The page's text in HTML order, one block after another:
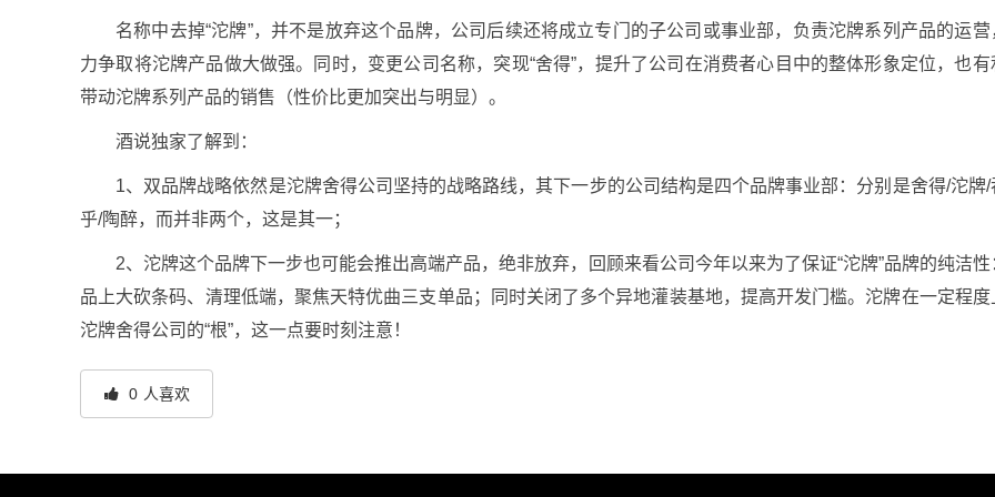
名称中去掉“沱牌”，并不是放弃这个品牌，公司后续还将成立专门的子公司或事业部，负责沱牌系列产品的运营
力争取将沱牌产品做大做强。同时，变更公司名称，突现“舍得”，提升了公司在消费者心目中的整体形象定位，也有
带动沱牌系列产品的销售（性价比更加突出与明显）。
酒说独家了解到：
1、双品牌战略依然是沱牌舍得公司坚持的战略路线，其下一步的公司结构是四个品牌事业部：分别是舍得/沱牌/
乎/陶醉，而并非两个，这是其一；
2、沱牌这个品牌下一步也可能会推出高端产品，绝非放弃，回顾来看公司今年以来为了保证“沱牌”品牌的纯洁性
品上大砍条码、清理低端，聚焦天特优曲三支单品；同时关闭了多个异地灌装基地，提高开发门槛。沱牌在一定程度
沱牌舍得公司的“根”，这一点要时刻注意！
0 人喜欢